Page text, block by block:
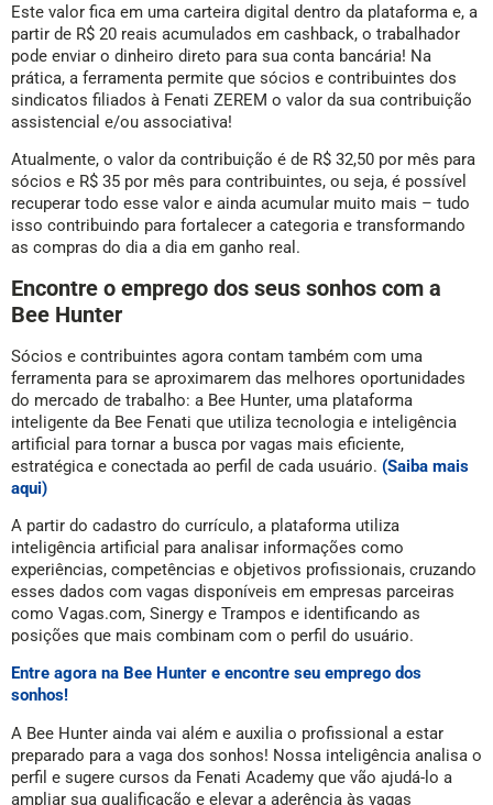
Este valor fica em uma carteira digital dentro da plataforma e, a
partir de R$ 20 reais acumulados em cashback, o trabalhador
pode enviar o dinheiro direto para sua conta bancária! Na
prática, a ferramenta permite que sócios e contribuintes dos
sindicatos filiados à Fenati ZEREM o valor da sua contribuição
assistencial e/ou associativa!
Atualmente, o valor da contribuição é de R$ 32,50 por mês para
sócios e R$ 35 por mês para contribuintes, ou seja, é possível
recuperar todo esse valor e ainda acumular muito mais – tudo
isso contribuindo para fortalecer a categoria e transformando
as compras do dia a dia em ganho real.
Encontre o emprego dos seus sonhos com a
Bee Hunter
Sócios e contribuintes agora contam também com uma
ferramenta para se aproximarem das melhores oportunidades
do mercado de trabalho: a Bee Hunter, uma plataforma
inteligente da Bee Fenati que utiliza tecnologia e inteligência
artificial para tornar a busca por vagas mais eficiente,
estratégica e conectada ao perfil de cada usuário. (Saiba mais
aqui)
A partir do cadastro do currículo, a plataforma utiliza
inteligência artificial para analisar informações como
experiências, competências e objetivos profissionais, cruzando
esses dados com vagas disponíveis em empresas parceiras
como Vagas.com, Sinergy e Trampos e identificando as
posições que mais combinam com o perfil do usuário.
Entre agora na Bee Hunter e encontre seu emprego dos
sonhos!
A Bee Hunter ainda vai além e auxilia o profissional a estar
preparado para a vaga dos sonhos! Nossa inteligência analisa o
perfil e sugere cursos da Fenati Academy que vão ajudá-lo a
ampliar sua qualificação e elevar a aderência às vagas